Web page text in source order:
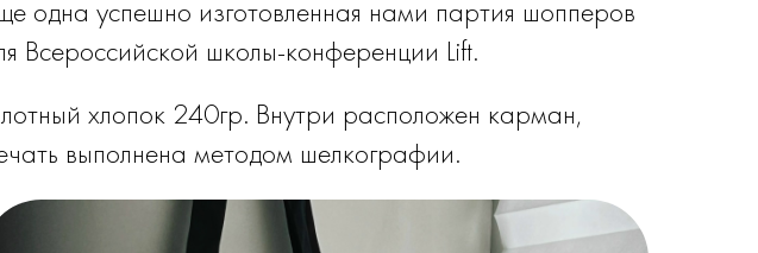
одна успешно изготовленная нами партия шопперов
Всероссийской школы-конференции Lift.
хлопок 240гр. Внутри расположен карман,
выполнена методом шелкографии.